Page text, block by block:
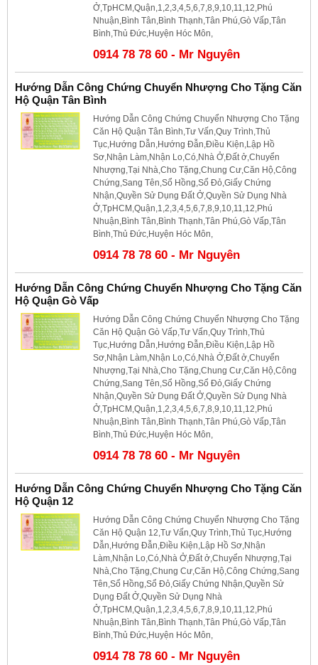
Ở,TpHCM,Quận,1,2,3,4,5,6,7,8,9,10,11,12,Phú
Nhuận,Bình Tân,Bình Thạnh,Tân Phú,Gò Vấp,Tân
Bình,Thủ Đức,Huyện Hóc Môn,
0914 78 78 60 - Mr Nguyên
Hướng Dẫn Công Chứng Chuyển Nhượng Cho Tặng Căn
Hộ Quận Tân Bình
Hướng Dẫn Công Chứng Chuyển Nhượng Cho Tặng
Căn Hộ Quận Tân Bình,Tư Vấn,Quy Trình,Thủ
Tục,Hướng Dẫn,Hướng Đẫn,Điều Kiện,Lập Hồ
Sơ,Nhận Làm,Nhận Lo,Có,Nhà Ở,Đất ở,Chuyển
Nhượng,Tại Nhà,Cho Tặng,Chung Cư,Căn Hộ,Công
Chứng,Sang Tên,Sổ Hồng,Sổ Đỏ,Giấy Chứng
Nhận,Quyền Sử Dụng Đất Ở,Quyền Sử Dụng Nhà
Ở,TpHCM,Quận,1,2,3,4,5,6,7,8,9,10,11,12,Phú
Nhuận,Bình Tân,Bình Thạnh,Tân Phú,Gò Vấp,Tân
Bình,Thủ Đức,Huyện Hóc Môn,
0914 78 78 60 - Mr Nguyên
Hướng Dẫn Công Chứng Chuyển Nhượng Cho Tặng Căn
Hộ Quận Gò Vấp
Hướng Dẫn Công Chứng Chuyển Nhượng Cho Tặng
Căn Hộ Quận Gò Vấp,Tư Vấn,Quy Trình,Thủ
Tục,Hướng Dẫn,Hướng Đẫn,Điều Kiện,Lập Hồ
Sơ,Nhận Làm,Nhận Lo,Có,Nhà Ở,Đất ở,Chuyển
Nhượng,Tại Nhà,Cho Tặng,Chung Cư,Căn Hộ,Công
Chứng,Sang Tên,Sổ Hồng,Sổ Đỏ,Giấy Chứng
Nhận,Quyền Sử Dụng Đất Ở,Quyền Sử Dụng Nhà
Ở,TpHCM,Quận,1,2,3,4,5,6,7,8,9,10,11,12,Phú
Nhuận,Bình Tân,Bình Thạnh,Tân Phú,Gò Vấp,Tân
Bình,Thủ Đức,Huyện Hóc Môn,
0914 78 78 60 - Mr Nguyên
Hướng Dẫn Công Chứng Chuyển Nhượng Cho Tặng Căn
Hộ Quận 12
Hướng Dẫn Công Chứng Chuyển Nhượng Cho Tặng
Căn Hộ Quận 12,Tư Vấn,Quy Trình,Thủ Tục,Hướng
Dẫn,Hướng Đẫn,Điều Kiện,Lập Hồ Sơ,Nhận
Làm,Nhận Lo,Có,Nhà Ở,Đất ở,Chuyển Nhượng,Tại
Nhà,Cho Tặng,Chung Cư,Căn Hộ,Công Chứng,Sang
Tên,Sổ Hồng,Sổ Đỏ,Giấy Chứng Nhận,Quyền Sử
Dụng Đất Ở,Quyền Sử Dụng Nhà
Ở,TpHCM,Quận,1,2,3,4,5,6,7,8,9,10,11,12,Phú
Nhuận,Bình Tân,Bình Thạnh,Tân Phú,Gò Vấp,Tân
Bình,Thủ Đức,Huyện Hóc Môn,
0914 78 78 60 - Mr Nguyên